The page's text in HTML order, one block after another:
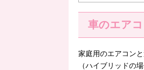
車のエア
家庭用のエアコン
（ハイブリッドの